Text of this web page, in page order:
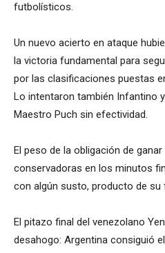
futbolísticos.
Un nuevo acierto en ataque
la victoria fundamental para
por las clasificaciones puestas
Lo intentaron también Infantino
Maestro Puch sin efectividad.
El peso de la obligación de
conservadoras en los minutos
con algún susto, producto de su
El pitazo final del venezolano
desahogo: Argentina consiguió